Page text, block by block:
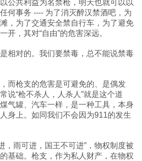
公共利益为名禁枪，明天也就可以以
何事务 ---- 为了消灭醉汉禁酒吧，为
，为了交通安全禁自行车，为了避免
开，其对“自由”的危害深远。
相对的。我们要禁毒，总不能说禁毒
而枪支的危害是可避免的、是偶发
说“枪不杀人，人杀人”就是这个道
气罐、汽车一样，是一种工具，本身
身上。如同我们不会因为911的发生
，雨可进，国王不可进”，物权制度被
基础。枪支，作为私人财产，在物权